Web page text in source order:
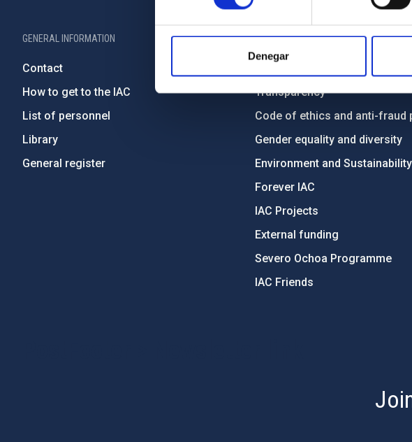
Denegar
GENERAL INFORMATION
Contact
How to get to the IAC
List of personnel
Library
General register
ABOUT THE IAC
Transparency
Code of ethics and anti-fraud
Gender equality and diversity
Environment and Sustainability
Forever IAC
IAC Projects
External funding
Severo Ochoa Programme
IAC Friends